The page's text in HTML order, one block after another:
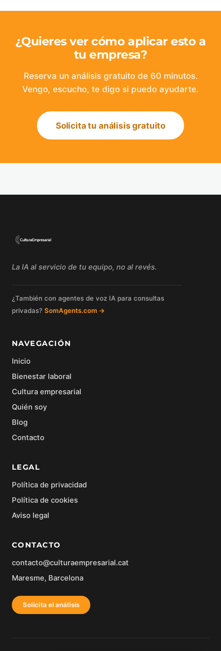
¿Quieres ver cómo aplicar esto a
tu empresa?
Reserva un análisis gratuito de 60 minutos.
Vengo, escucho, te digo si puedo ayudarte.
Solicita tu análisis gratuito
La IA al servicio de tu equipo, no al revés.
¿También con agentes de voz IA para consultas
privadas? SomAgents.com →
NAVEGACIÓN
Inicio
Bienestar laboral
Cultura empresarial
Quién soy
Blog
Contacto
LEGAL
Política de privacidad
Política de cookies
Aviso legal
CONTACTO
contacto@culturaempresarial.cat
Maresme, Barcelona
Solicita el análisis